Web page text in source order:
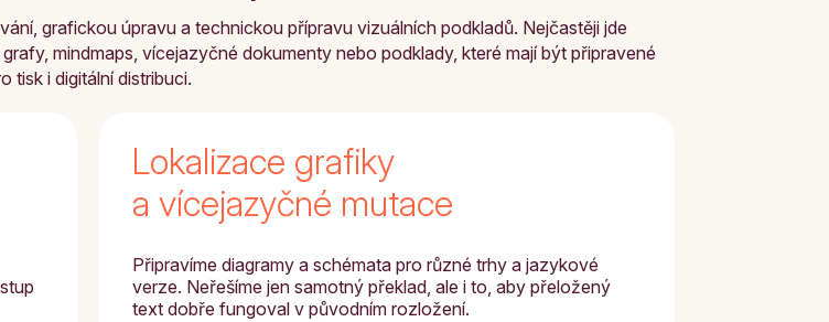
grafickou úpravu a technickou přípravu vizuálních podkladů. Nejčastěji jde
mindmaps, vícejazyčné dokumenty nebo podklady, které mají být připravené
tisk i digitální distribuci.
Lokalizace grafiky
a vícejazyčné mutace
Připravíme diagramy a schémata pro různé trhy a jazykové
verze. Neřešíme jen samotný překlad, ale i to, aby přeložený
text dobře fungoval v původním rozložení.